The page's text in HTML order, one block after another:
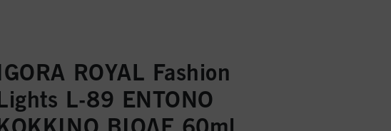
IGORA ROYAL Fashion
Lights L-89 ΕΝΤΟΝΟ